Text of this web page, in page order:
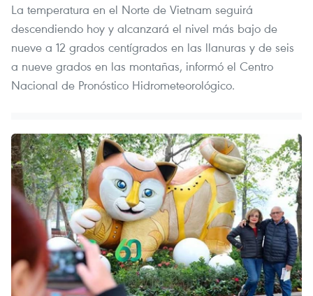
La temperatura en el Norte de Vietnam seguirá
descendiendo hoy y alcanzará el nivel más bajo de
nueve a 12 grados centígrados en las llanuras y de seis
a nueve grados en las montañas, informó el Centro
Nacional de Pronóstico Hidrometeorológico.